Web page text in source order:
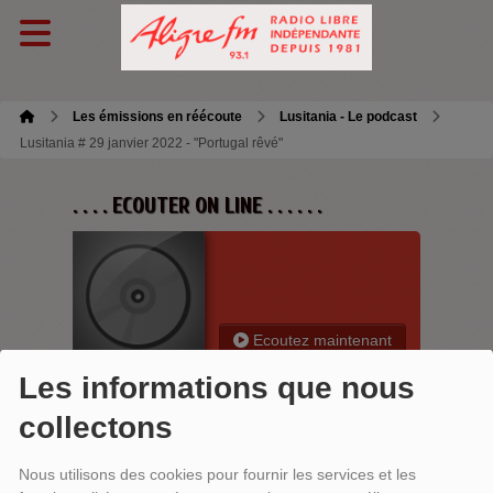
Les informations que nous
collectons
Nous utilisons des cookies pour fournir les services et les
Les émissions en réécoute
Lusitania - Le podcast
Lusitania # 29 janvier 2022 - "Portugal rêvé"
. . . . ECOUTER ON LINE . . . . . .
Ecoutez maintenant